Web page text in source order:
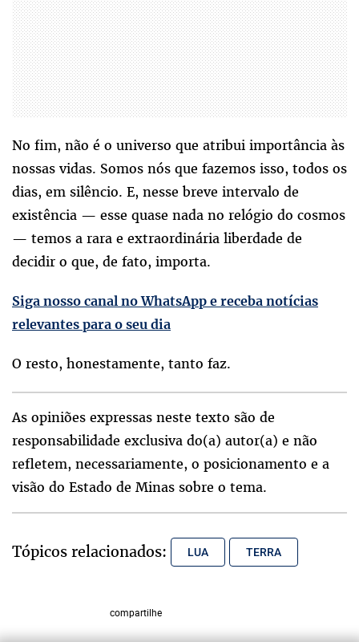
No fim, não é o universo que atribui importância às
nossas vidas. Somos nós que fazemos isso, todos os
dias, em silêncio. E, nesse breve intervalo de
existência — esse quase nada no relógio do cosmos
— temos a rara e extraordinária liberdade de
decidir o que, de fato, importa.
Siga nosso canal no WhatsApp e receba notícias
relevantes para o seu dia
O resto, honestamente, tanto faz.
As opiniões expressas neste texto são de
responsabilidade exclusiva do(a) autor(a) e não
refletem, necessariamente, o posicionamento e a
visão do Estado de Minas sobre o tema.
Tópicos relacionados: LUA TERRA
compartilhe